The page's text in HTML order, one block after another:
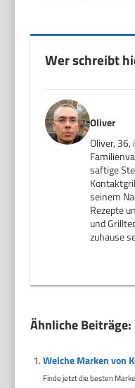
Wer schreibt
Oliver
Oliver,
saftige
seinem
Rezepte
und
zuhause
Ähnliche Beiträge:
Welche Marken von
Finde jetzt die besten